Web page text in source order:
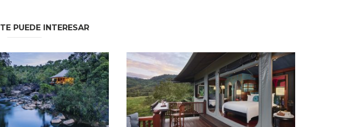
PUEDE INTERESAR